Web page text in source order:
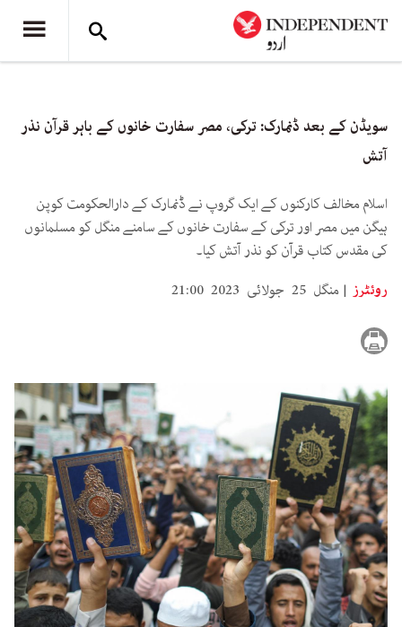
سویڈن کے بعد ڈنمارک: ترکی، مصر سفارت خانوں کے باہر قرآن نذر
آتش
اسلام مخالف کارکنوں کے ایک گروپ نے ڈنمارک کے دارالحکومت کوپن
ہیگن میں مصر اور ترکی کے سفارت خانوں کے سامنے منگل کو مسلمانوں
کی مقدس کتاب قرآن کو نذر آتش کیا۔
روئٹرز
منگل 25 جولائی 2023 21:00